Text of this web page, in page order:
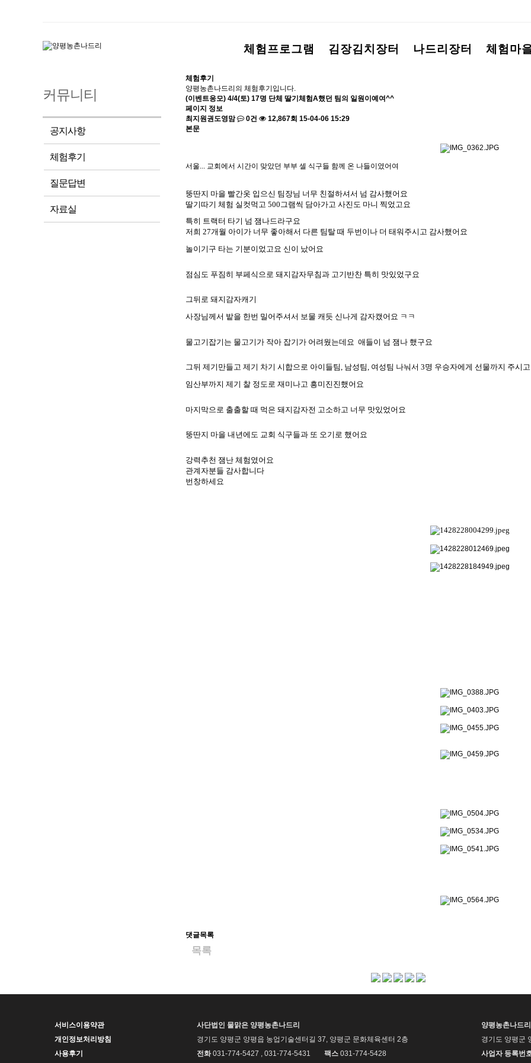
체험프로그램 김장김치장터 나드리장터 체험마
커뮤니티
공지사항
체험후기
질문답변
자료실
체험후기
양평농촌나드리의 체험후기입니다.
(이벤트응모) 4/4(토) 17명 단체 딸기체험A했던 팀의 일원이예여^^
페이지 정보
최지원권도영맘
0건 12,867회 15-04-06 15:29
본문
서울... 교회에서 시간이 맞았던 부부 셀 식구들 함께 온 나들이였어여
뚱딴지 마을 빨간옷 입으신 팀장님 너무 친절하셔서 넘 감사했어요
딸기따기 체험 실컷먹고 500 그램씩 담아가고 사진도 마니 찍었고요
특히 트랙터 타기 넘 잼나드라구요
저희 27개월 아이가 너무 좋아해서 다른 팀탈 때 두번이나 더 태워주시고 감사했어요
놀이기구 타는 기분이었고요 신이 났어요
점심도 푸짐히 부페식으로 돼지감자무침과 고기반찬 특히 맛있었구요
그뒤로 돼지감자캐기
사장님께서 밭을 한번 밀어주셔서 보물 캐듯 신나게 감자캤어요 ㅋㅋ
물고기잡기는 물고기가 작아 잡기가 어려웠는데요 애들이 넘 잼나 했구요
그뒤 제기만들고 제기 차기 시합으로 아이들팀, 남성팀, 여성팀 나눠서 3명 우승자에게 선물까지 주시
임산부까지 제기 찰 정도로 재미나고 흥미진진했어요
마지막으로 출출할 때 먹은 돼지감자전 고소하고 너무 맛있었어요
뚱딴지 마을 내년에도 교회 식구들과 또 오기로 했어요
강력추천 잼난 체험였어요
관계자분들 감사합니다
번창하세요
댓글목록
목록
서비스이용약관
개인정보처리방침
사용후기
사단법인 물맑은 양평농촌나드리
경기도 양평군 양평읍 농업기술센터길 37, 양평군 문화체육센터 2층
전화031-774-5427 , 031-774-5431 팩스 031-774-5428
양평농촌나드
경기도 양평군
사업자 등록번